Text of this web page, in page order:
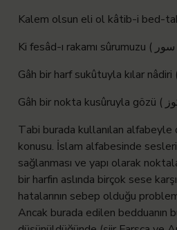
Kalem olsun eli ol kâtib-i bed-
Tabi burada kullanılan
konusu. İslam alfabesinde
sağlanması ve yapı olarak
bir harfin aslında birçok sese
hatalarının sebep olduğu
Ancak burada edilen bedduanın